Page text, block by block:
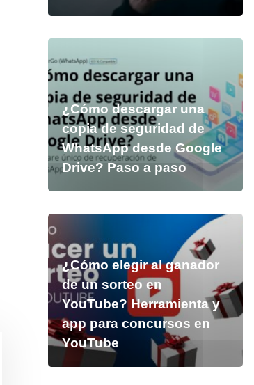
¿Cómo descargar una
copia de seguridad de
WhatsApp desde Google
Drive? Paso a paso
¿Cómo elegir al ganador
de un sorteo en
YouTube? Herramienta y
app para concursos en
YouTube